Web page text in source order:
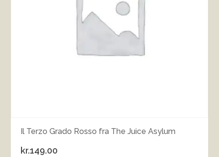
Il Terzo Grado Rosso fra The Juice Asylum
kr.149.00